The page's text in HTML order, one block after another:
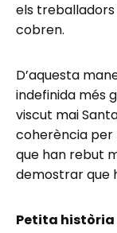
els
cobren.
D’aquesta
indefinida més
viscut mai
coherència per
que han rebut
demostrar que
Petita història